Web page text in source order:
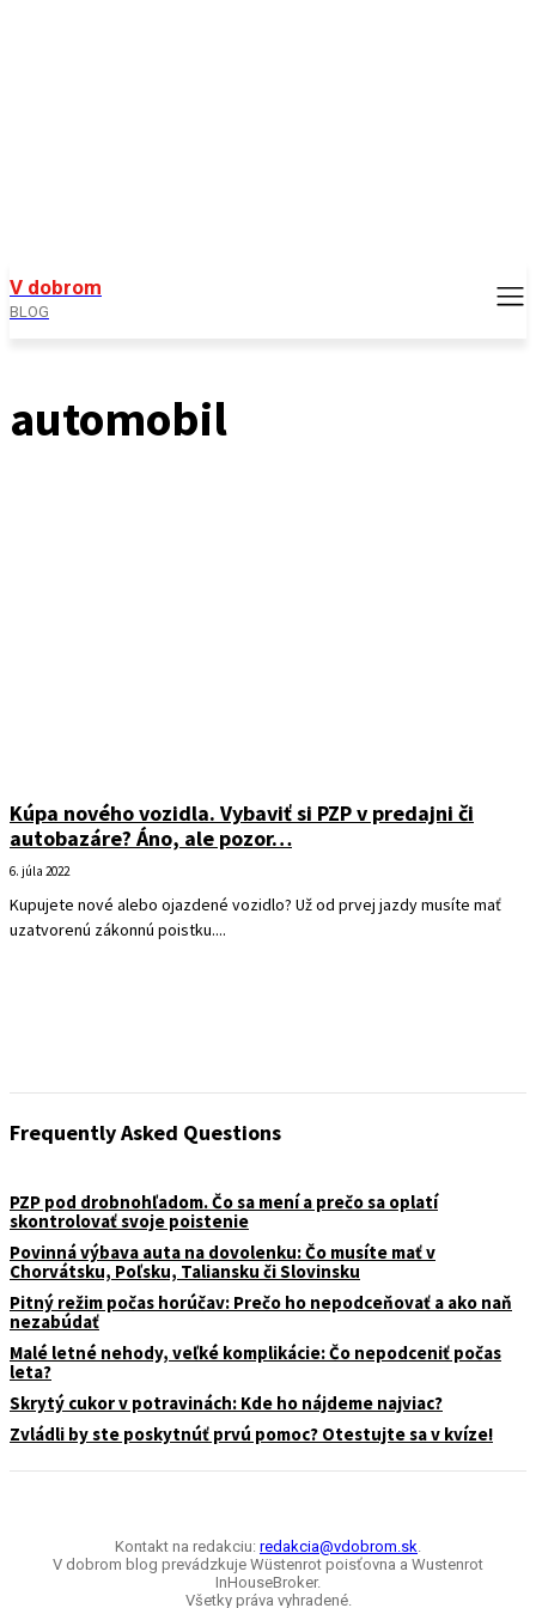
V dobrom
BLOG
automobil
Kúpa nového vozidla. Vybaviť si PZP v predajni či
autobazáre? Áno, ale pozor…
6. júla 2022
Kupujete nové alebo ojazdené vozidlo? Už od prvej jazdy musíte mať
uzatvorenú zákonnú poistku....
Frequently Asked Questions
PZP pod drobnohľadom. Čo sa mení a prečo sa oplatí
skontrolovať svoje poistenie
Povinná výbava auta na dovolenku: Čo musíte mať v
Chorvátsku, Poľsku, Taliansku či Slovinsku
Pitný režim počas horúčav: Prečo ho nepodceňovať a ako naň
nezabúdať
Malé letné nehody, veľké komplikácie: Čo nepodceniť počas
leta?
Skrytý cukor v potravinách: Kde ho nájdeme najviac?
Zvládli by ste poskytnúť prvú pomoc? Otestujte sa v kvíze!
Kontakt na redakciu: redakcia@vdobrom.sk.
V dobrom blog prevádzkuje Wüstenrot poisťovna a Wustenrot
InHouseBroker.
Všetky práva vyhradené.